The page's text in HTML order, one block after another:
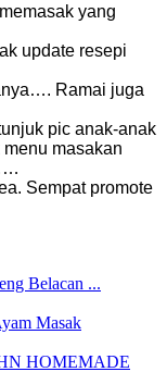
yang
update resepi
Ramai juga
pic anak-anak
masakan
Sempat promote
Belacan ...
Masak
HOMEMADE